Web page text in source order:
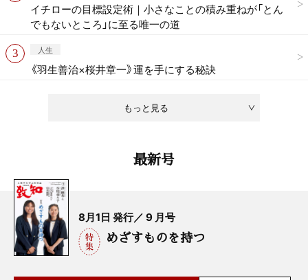
もっと見る
イチローの目標設定術｜小さなことの積み重ねが「とん
でもないところ」に至る唯一の道
人生
《羽生善治×桜井章一》運を手にする秘訣
最新号
8月1日 発行／ 9 月号
めざすものを持つ